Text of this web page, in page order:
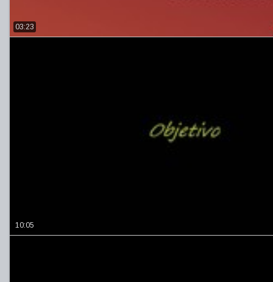
03:23
10:05